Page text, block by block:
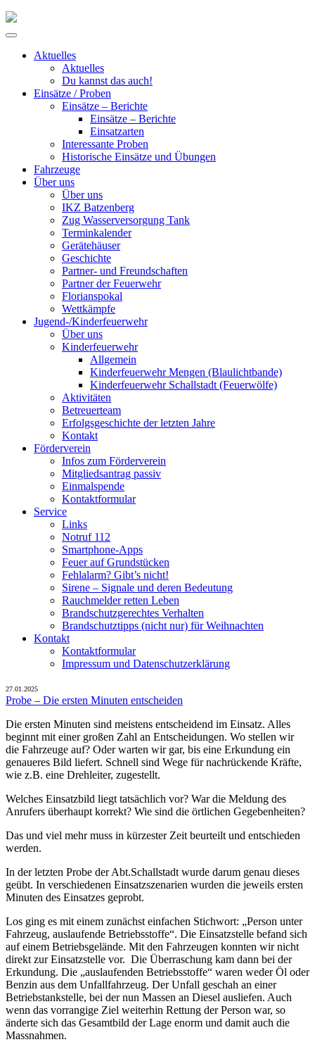
Skip
Primary
Aktuelles
Aktuelles
Du kannst das auch!
Einsätze / Proben
Einsätze – Berichte
Einsätze – Berichte
Einsatzarten
Interessante Proben
Historische Einsätze und Übungen
Fahrzeuge
Über uns
Über uns
IKZ Batzenberg
Zug Wasserversorgung Tank
Terminkalender
Gerätehäuser
Geschichte
Partner- und Freundschaften
Partner der Feuerwehr
Florianspokal
Wettkämpfe
Jugend-/Kinderfeuerwehr
Über uns
Kinderfeuerwehr
Allgemein
Kinderfeuerwehr Mengen (Blaulichtbande)
Kinderfeuerwehr Schallstadt (Feuerwölfe)
Aktivitäten
Betreuerteam
Erfolgsgeschichte der letzten Jahre
Kontakt
Förderverein
Infos zum Förderverein
Mitgliedsantrag passiv
Einmalspende
Kontaktformular
Service
Links
Notruf 112
Smartphone-Apps
Feuer auf Grundstücken
Fehlalarm? Gibt’s nicht!
Sirene – Signale und deren Bedeutung
Rauchmelder retten Leben
Brandschutzgerechtes Verhalten
Brandschutztipps (nicht nur) für Weihnachten
Kontakt
Kontaktformular
Impressum und Datenschutzerklärung
27.01.2025
Probe – Die ersten Minuten entscheiden
Die ersten Minuten sind meistens entscheidend im Einsatz. Alles
beginnt mit einer großen Zahl an Entscheidungen. Wo stellen wir
die Fahrzeuge auf? Oder warten wir gar, bis eine Erkundung ein
genaueres Bild liefert. Schnell sind Wege für nachrückende Kräfte,
wie z.B. eine Drehleiter, zugestellt.
Welches Einsatzbild liegt tatsächlich vor? War die Meldung des
Anrufers überhaupt korrekt? Wie sind die örtlichen Gegebenheiten?
Das und viel mehr muss in kürzester Zeit beurteilt und entschieden
werden.
In der letzten Probe der Abt.Schallstadt wurde darum genau dieses
geübt. In verschiedenen Einsatzszenarien wurden die jeweils ersten
Minuten des Einsatzes geprobt.
Los ging es mit einem zunächst einfachen Stichwort: „Person unter
Fahrzeug, auslaufende Betriebsstoffe“. Die Einsatzstelle befand sich
auf einem Betriebsgelände. Mit den Fahrzeugen konnten wir nicht
direkt zur Einsatzstelle vor. Die Überraschung kam dann bei der
Erkundung. Die „auslaufenden Betriebsstoffe“ waren weder Öl oder
Benzin aus dem Unfallfahrzeug. Der Unfall geschah an einer
Betriebstankstelle, bei der nun Massen an Diesel ausliefen. Auch
wenn das vorrangige Ziel weiterhin Rettung der Person war, so
änderte sich das Gesamtbild der Lage enorm und damit auch die
Massnahmen.